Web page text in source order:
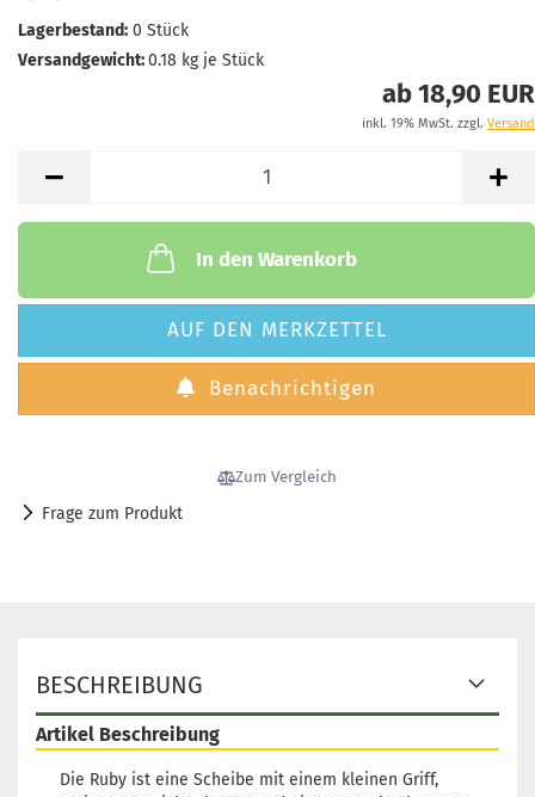
Lagerbestand: 0 Stück
Versandgewicht:0.18 kg je Stück
ab 18,90 EUR
inkl. 19% MwSt. zzgl. Versand
In den Warenkorb
AUF DEN MERKZETTEL
Benachrichtigen
Zum Vergleich
Frage zum Produkt
BESCHREIBUNG
Artikel Beschreibung
Die Ruby ist eine Scheibe mit einem kleinen Griff,